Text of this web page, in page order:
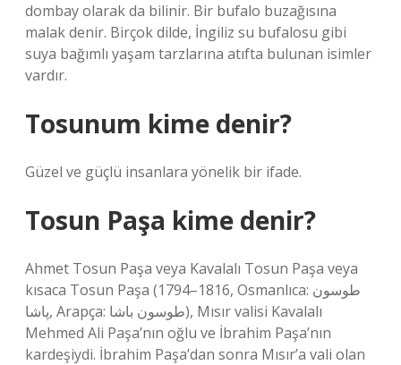
dombay olarak da bilinir. Bir bufalo buzağısına
malak denir. Birçok dilde, İngiliz su bufalosu gibi
suya bağımlı yaşam tarzlarına atıfta bulunan isimler
vardır.
Tosunum kime denir?
Güzel ve güçlü insanlara yönelik bir ifade.
Tosun Paşa kime denir?
Ahmet Tosun Paşa veya Kavalalı Tosun Paşa veya
kısaca Tosun Paşa (1794–1816, Osmanlıca: طوسون
پاشا, Arapça: طوسون باشا), Mısır valisi Kavalalı
Mehmed Ali Paşa’nın oğlu ve İbrahim Paşa’nın
kardeşiydi. İbrahim Paşa’dan sonra Mısır’a vali olan